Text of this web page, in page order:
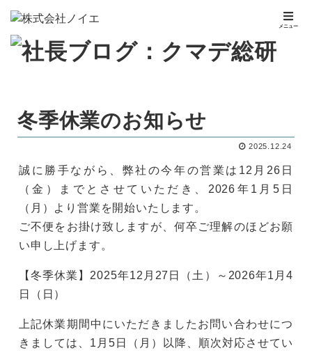
メニュー
冬季休業のお知らせ
2025.12.24
誠に勝手ながら、弊社の今年の営業は12月26日
（金）までとさせていただき、2026年1月5日
（月）より営業を開始いたします。
ご不便をお掛け致しますが、何卒ご理解のほどお願
い申し上げます。
【冬季休業】2025年12月27日（土）～2026年1月4
日（日）
上記休業期間中にいただきましたお問い合わせにつ
きましては、1月5日（月）以降、順次対応させてい